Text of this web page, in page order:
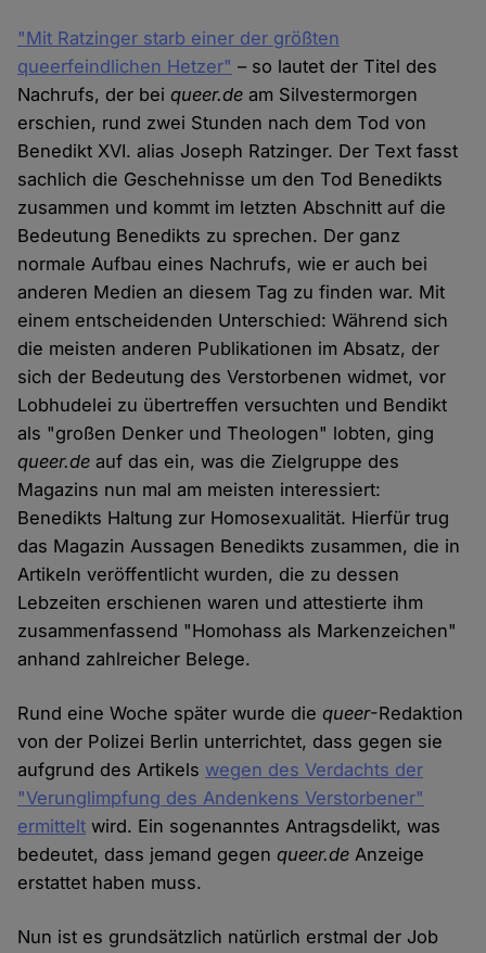
"Mit Ratzinger starb einer der größten
queerfeindlichen Hetzer" – so lautet der Titel des
Nachrufs, der beiqueer.de am Silvestermorgen
erschien, rund zwei Stunden nach dem Tod von
Benedikt XVI. alias Joseph Ratzinger. Der Text fasst
sachlich die Geschehnisse um den Tod Benedikts
zusammen und kommt im letzten Abschnitt auf die
Bedeutung Benedikts zu sprechen. Der ganz
normale Aufbau eines Nachrufs, wie er auch bei
anderen Medien an diesem Tag zu finden war. Mit
einem entscheidenden Unterschied: Während sich
die meisten anderen Publikationen im Absatz, der
sich der Bedeutung des Verstorbenen widmet, vor
Lobhudelei zu übertreffen versuchten und Bendikt
als "großen Denker und Theologen" lobten, ging
queer.de auf das ein, was die Zielgruppe des
Magazins nun mal am meisten interessiert:
Benedikts Haltung zur Homosexualität. Hierfür trug
das Magazin Aussagen Benedikts zusammen, die in
Artikeln veröffentlicht wurden, die zu dessen
Lebzeiten erschienen waren und attestierte ihm
zusammenfassend "Homohass als Markenzeichen"
anhand zahlreicher Belege.
Rund eine Woche später wurde diequeer-Redaktion
von der Polizei Berlin unterrichtet, dass gegen sie
aufgrund des Artikels wegen des Verdachts der
"Verunglimpfung des Andenkens Verstorbener"
ermittelt wird. Ein sogenanntes Antragsdelikt, was
bedeutet, dass jemand gegenqueer.deAnzeige
erstattet haben muss.
Nun ist es grundsätzlich natürlich erstmal der Job